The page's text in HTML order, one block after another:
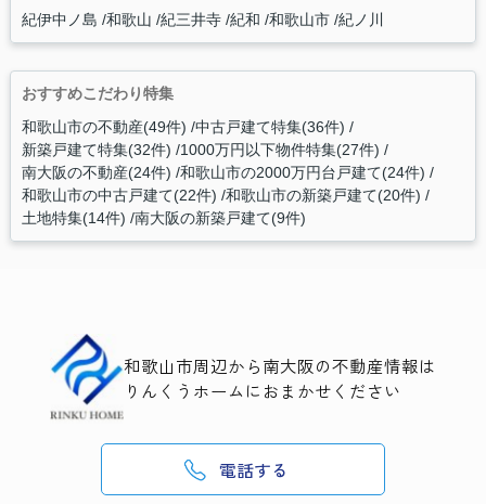
紀伊中ノ島 和歌山 紀三井寺 紀和 和歌山市 紀ノ川
おすすめこだわり特集
和歌山市の不動産(49件) 中古戸建て特集(36件)
新築戸建て特集(32件) 1000万円以下物件特集(27件)
南大阪の不動産(24件) 和歌山市の2000万円台戸建て(24件)
和歌山市の中古戸建て(22件) 和歌山市の新築戸建て(20件)
土地特集(14件) 南大阪の新築戸建て(9件)
和歌山市周辺から南大阪の不動産情報は
りんくうホームにおまかせください
電話する